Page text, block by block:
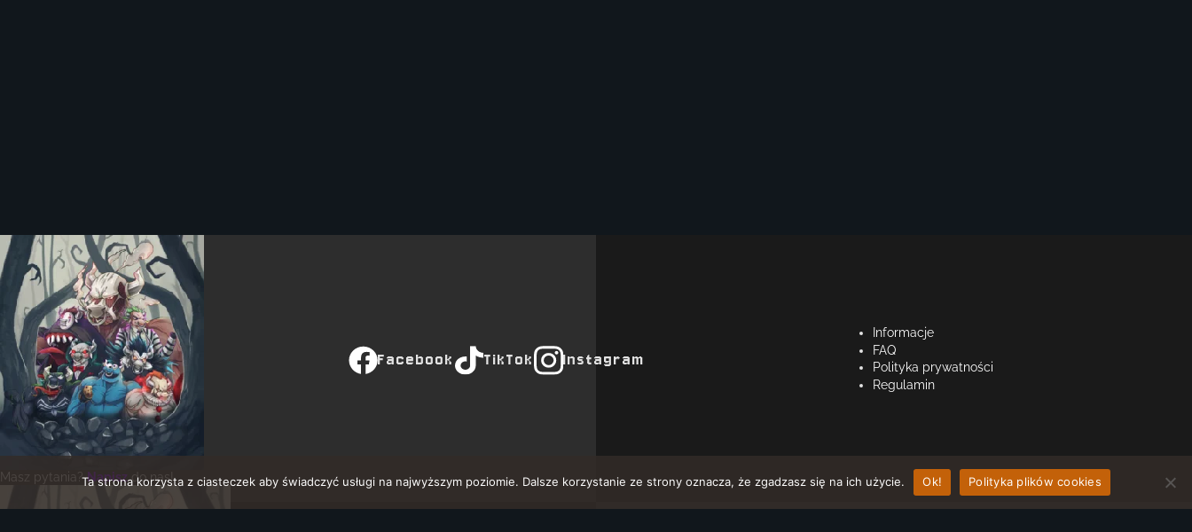
Masz pytania?Napiszdo nas!
Facebook TikTok Instagram
Informacje
FAQ
Polityka prywatności
Regulamin
Ta strona korzysta z ciasteczek aby świadczyć usługi na najwyższym poziomie. Dalsze korzystanie ze strony oznacza, że zgadzasz się na ich użycie. Ok! Polityka plików cookies